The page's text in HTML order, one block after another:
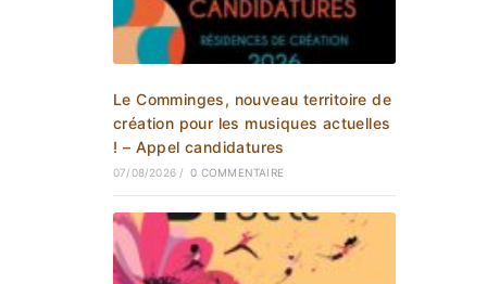
Le Comminges, nouveau territoire de
création pour les musiques actuelles
! – Appel candidatures
07/08/2026 / 0 COMMENTAIRE